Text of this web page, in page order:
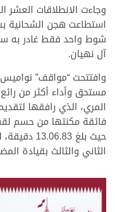
وجاءت الانطلاقات العشر
شوط واحد فقط غادر به
آل نهيان.
وافتتحت “مواقف”
مستحق وأداء أكثر من
المري، الذي رافقها
فائقة مكنتها من حسم
حيث بلغ
الثاني والثالث بقيادة